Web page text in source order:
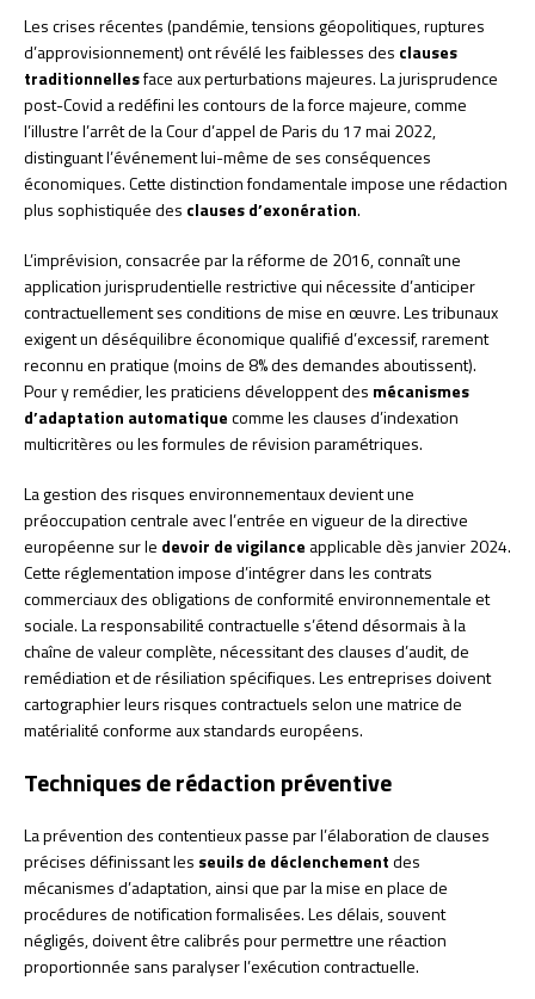
Les crises récentes (pandémie, tensions géopolitiques, ruptures
d’approvisionnement) ont révélé les faiblesses des clauses
traditionnellesface aux perturbations majeures. La jurisprudence
post-Covid a redéfini les contours de la force majeure, comme
l’illustre l’arrêt de la Cour d’appel de Paris du 17 mai 2022,
distinguant l’événement lui-même de ses conséquences
économiques. Cette distinction fondamentale impose une rédaction
plus sophistiquée des clauses d’exonération.
L’imprévision, consacrée par la réforme de 2016, connaît une
application jurisprudentielle restrictive qui nécessite d’anticiper
contractuellement ses conditions de mise en œuvre. Les tribunaux
exigent un déséquilibre économique qualifié d’excessif, rarement
reconnu en pratique (moins de 8% des demandes aboutissent).
Pour y remédier, les praticiens développent des mécanismes
d’adaptation automatiquecomme les clauses d’indexation
multicritères ou les formules de révision paramétriques.
La gestion des risques environnementaux devient une
préoccupation centrale avec l’entrée en vigueur de la directive
européenne sur le devoir de vigilance applicable dès janvier 2024.
Cette réglementation impose d’intégrer dans les contrats
commerciaux des obligations de conformité environnementale et
sociale. La responsabilité contractuelle s’étend désormais à la
chaîne de valeur complète, nécessitant des clauses d’audit, de
remédiation et de résiliation spécifiques. Les entreprises doivent
cartographier leurs risques contractuels selon une matrice de
matérialité conforme aux standards européens.
Techniques de rédaction préventive
La prévention des contentieux passe par l’élaboration de clauses
précises définissant les seuils de déclenchementdes
mécanismes d’adaptation, ainsi que par la mise en place de
procédures de notification formalisées. Les délais, souvent
négligés, doivent être calibrés pour permettre une réaction
proportionnée sans paralyser l’exécution contractuelle.